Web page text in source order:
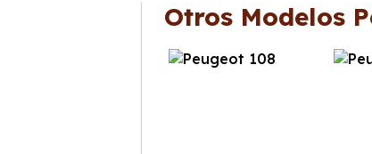
Otros Modelos